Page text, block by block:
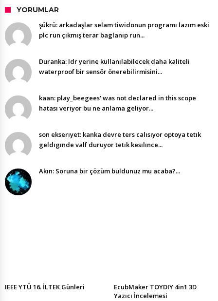
YORUMLAR
şükrü: arkadaşlar selam tiwidonun programı lazım eski
plc run çıkmış terar baglanıp run...
Duranka: ldr yerine kullanılabilecek daha kaliteli
waterproof bir sensör önerebilirmisini...
kaan: play_beegees' was not declared in this scope
hatası veriyor bu ne anlama geliyor...
son ekserıyet: kanka devre ters calısıyor optoya tetık
geldıgınde valf duruyor tetık kesılınce...
Akın: Soruna bir çözüm buldunuz mu acaba?...
IEEE YTÜ 16. İLTEK Günleri
EcubMaker TOYDIY 4in1 3D
Yazıcı İncelemesi